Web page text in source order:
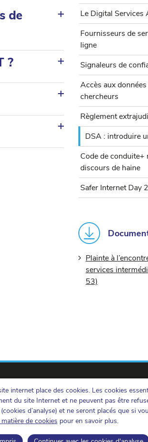
internet place des cookies. Les cookies
du site Internet et ne peuvent pas être
d’analyse) et ne seront placés que si
de cookies pour en savoir plus.
de
?
Le Digital Services
Fournisseurs de
ligne
Signaleurs de
Accès aux
chercheurs
Règlement
DSA : introduire
Code de
discours de haine
Safer Internet Day
Plainte à
services
53)
IBPT sur